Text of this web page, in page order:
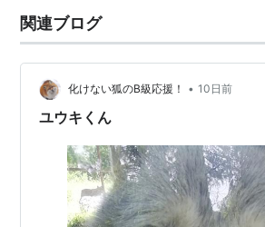
め、自分のギルドに彼女を勧誘する。
本名は紺野木綿季。出生時に輸血用
感染して闘病を続けてきたが、AIDS
院。医 療用VRマシン「メディキュボ
なり、それ以来3年間を仮想世界で過
難病で余命僅かなVRMMOユーザー
ド「スリーピング・ナイツ」メンバ
ダーを引き継ぐ。最後の思い出作り
助っ人をアスナに依頼した。アスナ
関連ブログ
化けない狐のB級応援！ • 10日前
ユウキくん